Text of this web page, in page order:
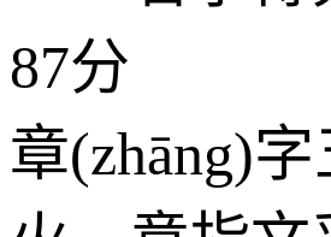
87分
章(zhāng)